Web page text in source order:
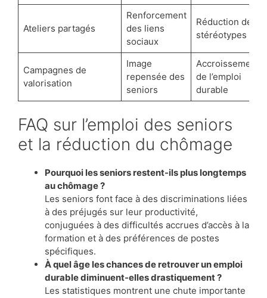
Ateliers partagés
Renforcement
des liens
sociaux
Réduction des
stéréotypes
Campagnes de
valorisation
Image
repensée des
seniors
Accroissement
de l’emploi
durable
FAQ sur l’emploi des seniors
et la réduction du chômage
Pourquoi les seniors restent-ils plus longtemps
au chômage ?
Les seniors font face à des discriminations liées
à des préjugés sur leur productivité,
conjuguées à des difficultés accrues d’accès à la
formation et à des préférences de postes
spécifiques.
À quel âge les chances de retrouver un emploi
durable diminuent-elles drastiquement ?
Les statistiques montrent une chute importante